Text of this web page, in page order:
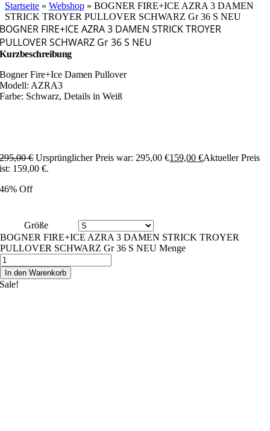
Startseite » Webshop » BOGNER FIRE+ICE AZRA 3 DAMEN
STRICK TROYER PULLOVER SCHWARZ Gr 36 S NEU
BOGNER FIRE+ICE AZRA 3 DAMEN STRICK TROYER
PULLOVER SCHWARZ Gr 36 S NEU
Kurzbeschreibung
Bogner Fire+Ice Damen Pullover
Modell: AZRA3
Farbe: Schwarz, Details in Weiß
295,00€ Ursprünglicher Preis war: 295,00 €159,00€Aktueller Preis
ist: 159,00 €.
46% Off
Größe
BOGNER FIRE+ICE AZRA 3 DAMEN STRICK TROYER
PULLOVER SCHWARZ Gr 36 S NEU Menge
In den Warenkorb
Sale!